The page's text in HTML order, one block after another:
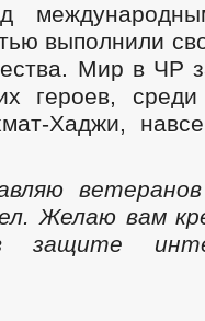
выполнили
Мир в ЧР
героев,
Хаджи,
Желаю вам
защите